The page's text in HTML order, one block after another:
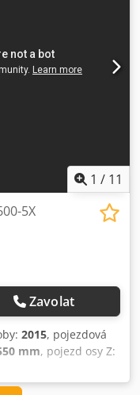
1 / 11
5X
Zavolat
2015, pojezdová
mm, pojezd osy Z:
min
Z:30 000 m/min,